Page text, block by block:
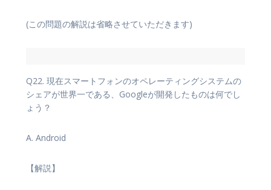
(この問題の解説は省略させていただきます)
Q22. 現在スマートフォンのオペレーティングシステムの
シェアが世界一である、Googleが開発したものは何でし
ょう？
A. Android
【解説】